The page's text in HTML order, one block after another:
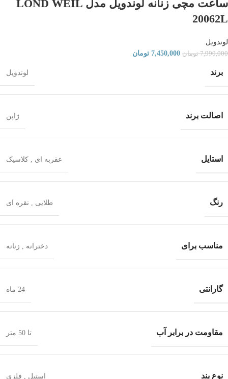
ساعت مچی زنانه لوندویل مدل LOND WEIL
20062L
لوندویل
7,990,000 تومان 7,450,000 تومان
برند لوندویل
اصالت برند ژاپن
استایل عقربه ای , کلاسیک
رنگ طلایی , نقره ای
مناسب برای دخترانه , زنانه
گارانتی 24 ماه
مقاومت در برابر آب تا 50 متر
نوع بند استیل , فلزی